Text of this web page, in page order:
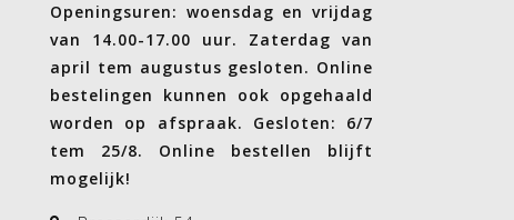
Openingsuren: woensdag en vrijdag
van 14.00-17.00 uur. Zaterdag van
april tem augustus gesloten. Online
bestelingen kunnen ook opgehaald
worden op afspraak. Gesloten: 6/7
tem 25/8. Online bestellen blijft
mogelijk!